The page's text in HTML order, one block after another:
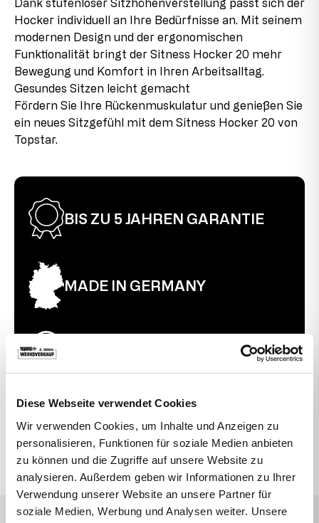
Diese Webseite verwendet Cookies
Wir verwenden Cookies, um Inhalte und Anzeigen zu
personalisieren, Funktionen für soziale Medien anbieten
zu können und die Zugriffe auf unsere Website zu
analysieren. Außerdem geben wir Informationen zu Ihrer
Verwendung unserer Website an unsere Partner für
soziale Medien, Werbung und Analysen weiter. Unsere
Dieser Artikel wurde bereits als Ausstellungsstück
verwendet. Es können leichte Montagespuren an den
Verbindungsstücken vorhanden sein, die jedoch im
aufgebauten Zustand kaum sichtbar sind und die
Funktionalität des Produkts nicht beeinträchtigen. Der
Stuhl ist voll funktionstüchtig.
Hocker individuell an Ihre Bedürfnisse an. Mit seinem
modernen Design und der ergonomischen
Funktionalität bringt der Sitness Hocker 20 mehr
Bewegung und Komfort in Ihren Arbeitsalltag.
Gesundes Sitzen leicht gemacht
Fördern Sie Ihre Rückenmuskulatur und genießen Sie
ein neues Sitzgefühl mit dem Sitness Hocker 20 von
Topstar.
BIS ZU 5 JAHREN GARANTIE
MADE IN GERMANY
30 TAGE RÜCKGABERECHT
VIELLEICHT SUCHEN SIE AUCH DANACH
Bewegte Drehstühle Büro